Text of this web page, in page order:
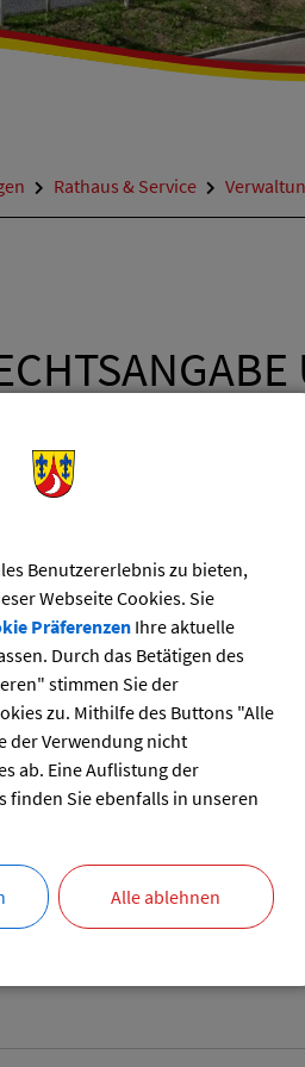
Rathaus & Service
wird aktuell überarbeitet.
Benutzererlebnis zu bieten,
Webseite Cookies. Sie
PräferenzenIhre aktuelle
Durch das Betätigen des
stimmen Sie der
zu. Mithilfe des Buttons "Alle
der Verwendung nicht
ab. Eine Auflistung der
finden Sie ebenfalls in unseren
Alle ablehnen